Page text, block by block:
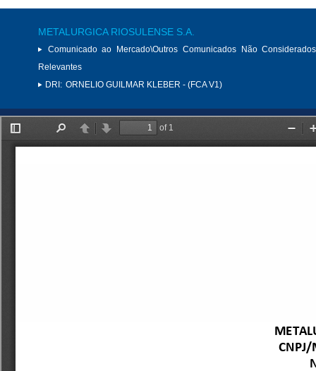
METALURGICA RIOSULENSE S.A.
Comunicado ao Mercado\Outros Comunicados Não
Relevantes
DRI: ORNELIO GUILMAR KLEBER - (FCA V1)